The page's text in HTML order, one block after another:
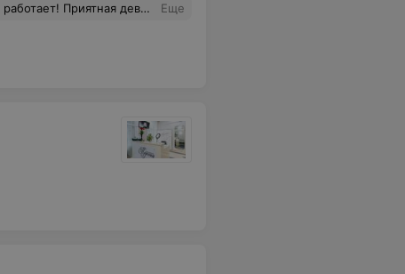
однозначно, вернусь ещё) и советую всем) Еще